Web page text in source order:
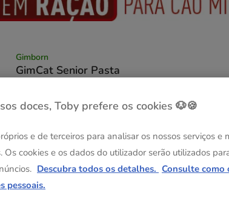
Gimborn
GimCat Senior Pasta
Peso:50 g
50 g
7.09€
(141.80€ / kg)
doces, Toby prefere os cookies 🐶🍪
e de terceiros para analisar os nossos serviços e
Os cookies e os dados do utilizador serão utilizados
Descubra todos os detalhes. Consulte como
pessoais.